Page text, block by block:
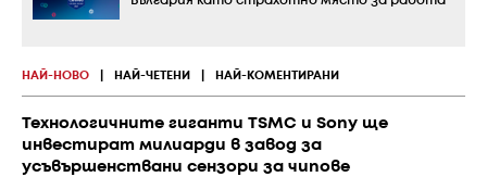
НАЙ-НОВО НАЙ-ЧЕТЕНИ НАЙ-КОМЕНТИРАНИ
Технологичните гиганти TSMC и Sony ще
инвестират милиарди в завод за
усъвършенствани сензори за чипове